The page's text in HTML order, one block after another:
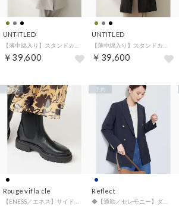
UNTITLED
￥39,600
UNTITLED
￥39,600
Rouge vif la cle
予約
Reflect
予約